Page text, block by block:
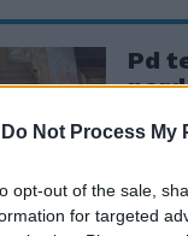
Do Not Process My
opt-out of the sale,
for targeted
Pd